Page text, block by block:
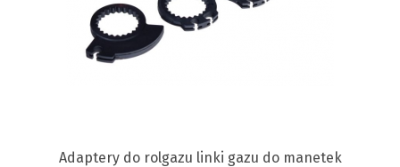
Adaptery do rolgazu linki gazu do manetek